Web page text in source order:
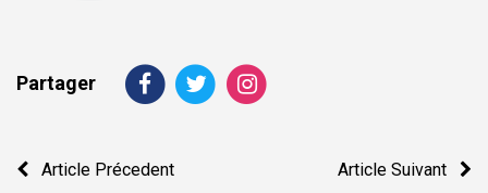
Partager
Navigation
Article Précedent Article Suivant